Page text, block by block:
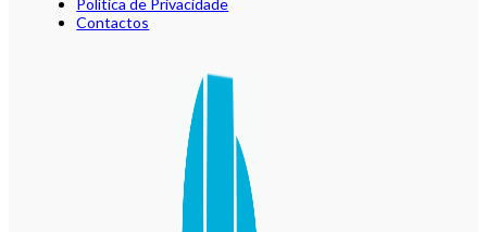
Política de Privacidade
Contactos